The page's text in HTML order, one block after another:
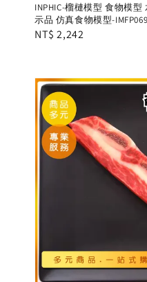
INPHIC-榴槤模型 食物模
示品 仿真食物模型-
Regular
NT$ 2,242